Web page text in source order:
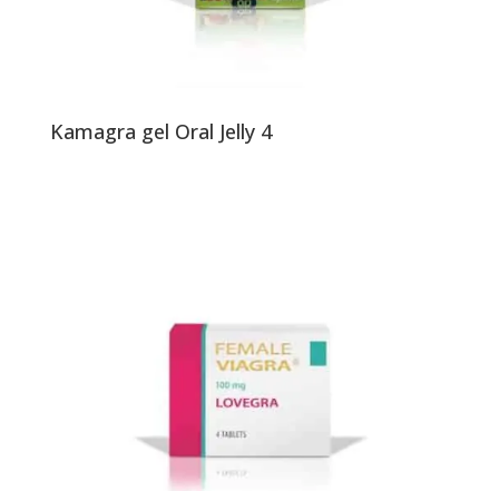
Kamagra gel Oral Jelly 4